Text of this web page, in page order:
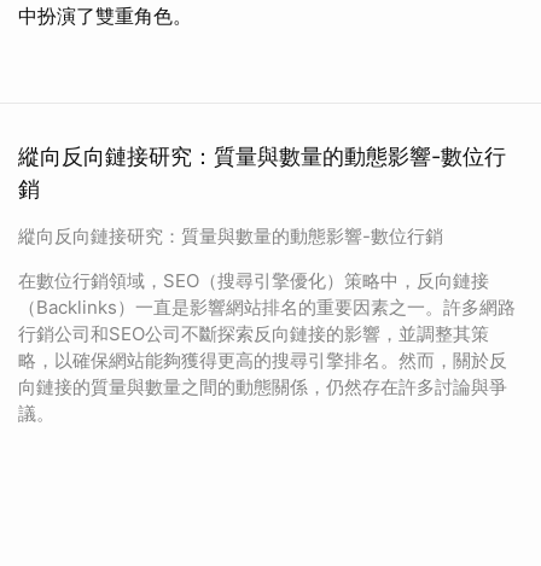
中扮演了雙重角色。
縱向反向鏈接研究：質量與數量的動態影響-數位行
銷
縱向反向鏈接研究：質量與數量的動態影響-數位行銷
在數位行銷領域，SEO（搜尋引擎優化）策略中，反向鏈接
（Backlinks）一直是影響網站排名的重要因素之一。許多網路
行銷公司和SEO公司不斷探索反向鏈接的影響，並調整其策
略，以確保網站能夠獲得更高的搜尋引擎排名。然而，關於反
向鏈接的質量與數量之間的動態關係，仍然存在許多討論與爭
議。